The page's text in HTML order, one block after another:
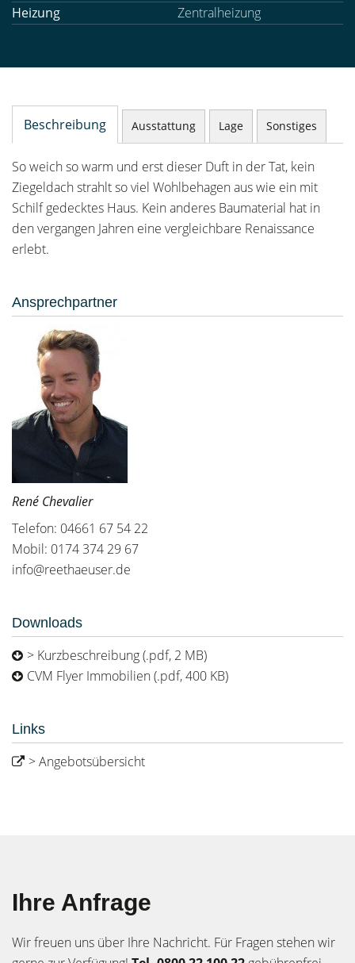
Heizung
Zentralheizung
Beschreibung Ausstattung Lage Sonstiges
So weich so warm und erst dieser Duft in der Tat, kein
Ziegeldach strahlt so viel Wohlbehagen aus wie ein mit
Schilf gedecktes Haus. Kein anderes Baumaterial hat in
den vergangen Jahren eine vergleichbare Renaissance
erlebt.
Ansprechpartner
René Chevalier
Telefon: 04661 67 54 22
Mobil: 0174 374 29 67
info@reethaeuser.de
Downloads
> Kurzbeschreibung (.pdf, 2 MB)
CVM Flyer Immobilien (.pdf, 400 KB)
Links
> Angebotsübersicht
Ihre Anfrage
Wir freuen uns über Ihre Nachricht. Für Fragen stehen wir